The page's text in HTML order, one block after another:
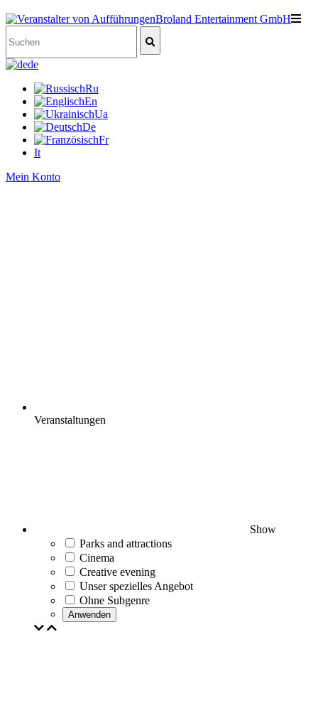
de
Ru
En
Ua
De
Fr
It
Mein Konto
Veranstaltungen
Show
Parks and attractions
Cinema
Creative evening
Unser spezielles Angebot
Ohne Subgenre
Anwenden